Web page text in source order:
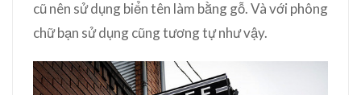
cũ nên sử dụng biển tên làm bằng gỗ. Và với phông
chữ bạn sử dụng cũng tương tự như vậy.